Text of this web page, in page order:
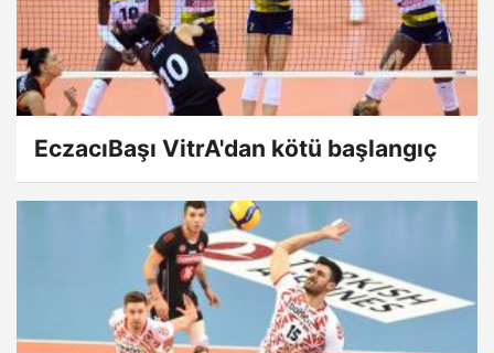
EczacıBaşı VitrA'dan kötü başlangıç